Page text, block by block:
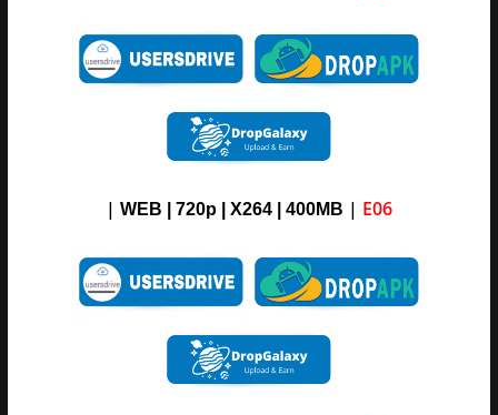
| WEB | 720p | X264 | 400M B | E06